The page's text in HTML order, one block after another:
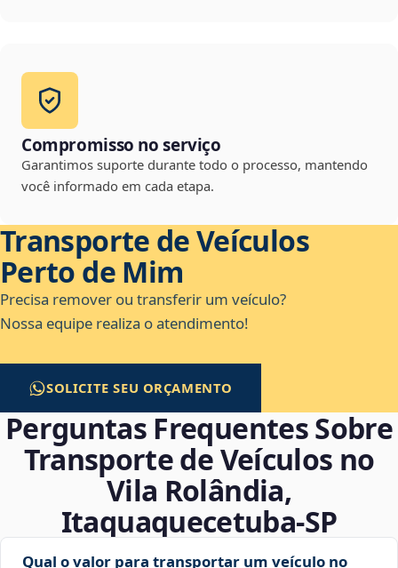
Compromisso no serviço
Garantimos suporte durante todo o processo, mantendo
você informado em cada etapa.
Transporte de Veículos
Perto de Mim
Precisa remover ou transferir um veículo?
Nossa equipe realiza o atendimento!
SOLICITE SEU ORÇAMENTO
Perguntas Frequentes Sobre
Transporte de Veículos no
Vila Rolândia,
Itaquaquecetuba‑SP
Qual o valor para transportar um veículo no